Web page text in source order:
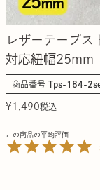
レザーテープス
対応紐幅25mm
商品番号 Tps-184-
¥ 1,490税込